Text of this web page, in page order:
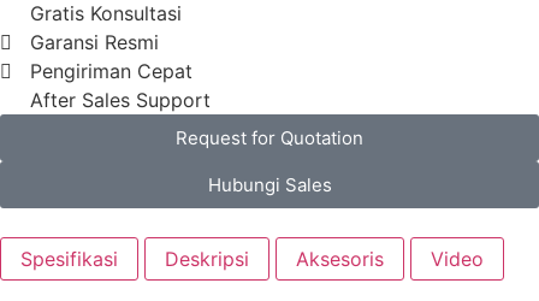
Gratis Konsultasi
Garansi Resmi
Pengiriman Cepat
After Sales Support
Request for Quotation
Hubungi Sales
Spesifikasi Deskripsi Aksesoris Video